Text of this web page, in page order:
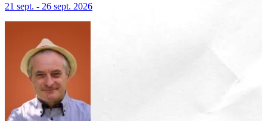
21 sept. - 26 sept. 2026